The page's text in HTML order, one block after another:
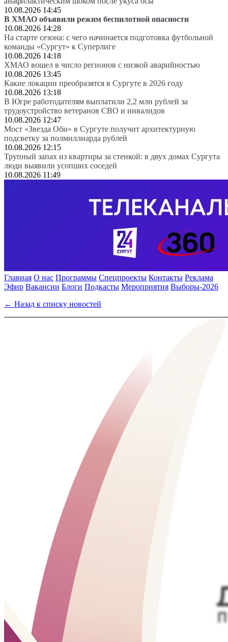
10.08.2026 14:45
В ХМАО объявили режим беспилотной опасности
10.08.2026 14:28
На старте сезона: с чего начинается подготовка футбольной
команды «Сургут» к Суперлиге
10.08.2026 14:18
ХМАО вошел в число регионов с низкой аварийностью
10.08.2026 13:45
Какие локации преобразятся в Сургуте в 2026 году
10.08.2026 13:18
В Югре работодателям выплатили 2,2 млн рублей за
трудоустройство ветеранов СВО и инвалидов
10.08.2026 12:47
Мост «Звезда Оби» в Сургуте получит архитектурную
подсветку за полмиллиарда рублей
10.08.2026 12:15
Трупный запах из квартиры за стенкой: в двух домах Сургута
люди выявили усопших соседей
10.08.2026 11:49
Главная О нас Программы Спецпроекты Контакты Реклама
Эфир Вакансии Блоги Подкасты Мероприятия Выборы-2026
← Назад к списку новостей